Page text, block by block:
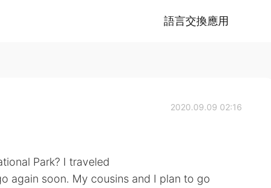
語言交換應用
2020.09.09 02:16
Park? I traveled
again soon. My cousins and I plan to go